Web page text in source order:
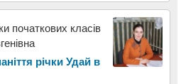
початкових класів
річки Удай в